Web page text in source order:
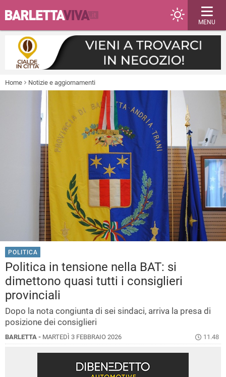
MENU
Home Notizie e aggiornamenti
POLITICA
Politica in tensione nella BAT: si
dimettono quasi tutti i consiglieri
provinciali
Dopo la nota congiunta di sei sindaci, arriva la presa di
posizione dei consiglieri
BARLETTA - MARTEDÌ 3 FEBBRAIO 2026 11.48